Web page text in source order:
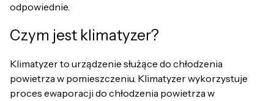
odpowiednie.
Czym jest klimatyzer?
Klimatyzer to urządzenie służące do chłodzenia
powietrza w pomieszczeniu. Klimatyzer wykorzystuje
proces ewaporacji do chłodzenia powietrza w